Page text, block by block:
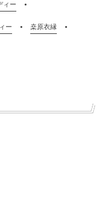
ィー
ー 桒原衣縁